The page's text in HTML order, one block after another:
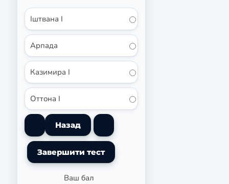
Іштвана I
Арпада
Казимира I
Оттона I
Ваш бал